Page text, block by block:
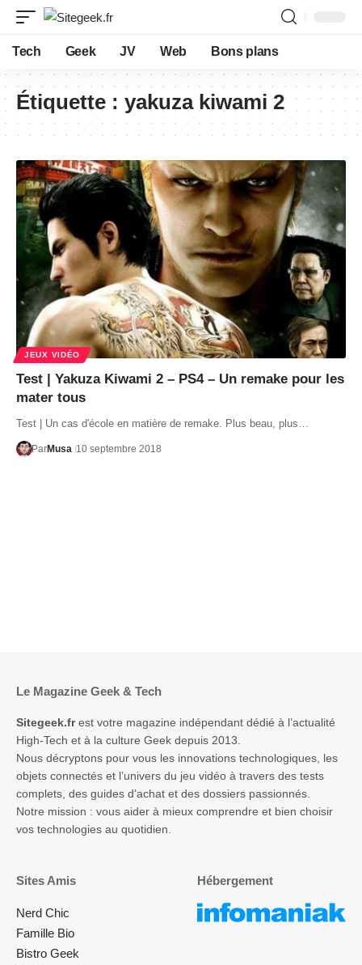
Tech Geek JV Web Bons plans
Étiquette : yakuza kiwami 2
JEUX VIDÉO
Test | Yakuza Kiwami 2 – PS4 – Un remake pour les
mater tous
Test | Un cas d'école en matière de remake. Plus beau, plus…
ParMusa 10 septembre 2018
Le Magazine Geek & Tech
Sitegeek.frest votre magazine indépendant dédié à l’actualité
High-Tech et à la culture Geek depuis 2013.
Nous décryptons pour vous les innovations technologiques, les
objets connectés et l’univers du jeu vidéo à travers des tests
complets, des guides d’achat et des dossiers passionnés.
Notre mission : vous aider à mieux comprendre et bien choisir
vos technologies au quotidien.
Sites Amis
Nerd Chic
Famille Bio
Bistro Geek
Hébergement